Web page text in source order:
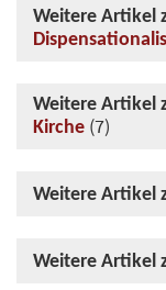
Weitere Artikel
Weitere Artikel
Kirche (7)
Weitere Artikel
Weitere Artikel